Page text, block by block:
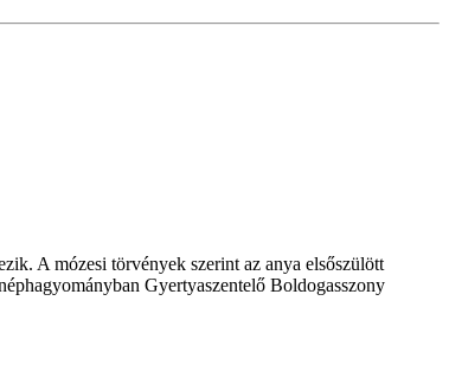
A mózesi törvények szerint az anya elsőszülött
Gyertyaszentelő Boldogasszony